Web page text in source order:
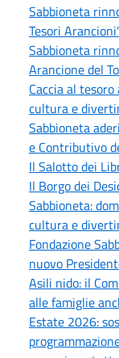
Sabbioneta
Tesori
Sabbioneta
Arancione del
Caccia al
cultura e
Sabbioneta
e Contributivo
Il Salotto dei
Il Borgo dei
Sabbioneta:
cultura e
Fondazione
nuovo
Asili nido: il
alle famiglie
Estate 2026: